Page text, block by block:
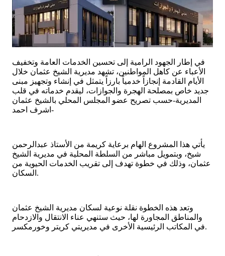
في إطار الجهود الرامية إلى تحسين الخدمات العامة وتخفيف
الأعباء عن كاهل المواطنين، تشهد مديرية الشيخ عثمان خلال
الأيام القادمة إنجازاً خدمياً بارزاً يتمثل في إنشاء وتجهيز مبنى
جديد خاص بمصلحة الهجرة والجوازات، ليقدم خدماته في قلب
المديرية-حسب تصريح عضو المجلس المحلي بالشيخ عثمان
اشرف احمد-
يأتي هذا المشروع الهام برعاية كريمة من الأستاذ عبدالرحمن
شيخ، وبتمويل مباشر من السلطة المحلية في مديرية الشيخ
عثمان، وذلك في خطوة تهدف إلى تقريب الخدمات الحيوية من
السكان.
وتعد هذه الخطوة نقلة نوعية لسكان مديرية الشيخ عثمان
والمناطق المجاورة لها، حيث ستنهي عناء الانتقال والازدحام
في المكاتب الرئيسية الأخرى في مديريتي كريتر وخورمكسر.